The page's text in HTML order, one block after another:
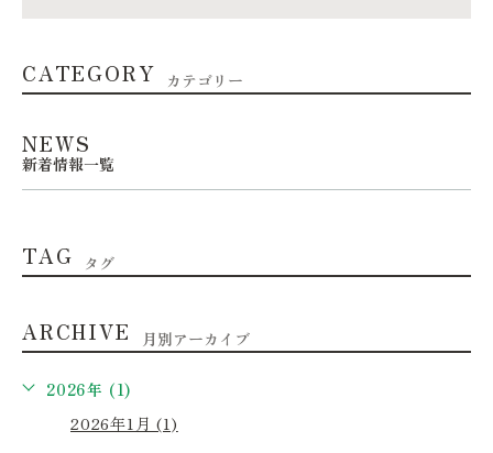
CATEGORY カテゴリー
NEWS
新着情報一覧
TAG タグ
ARCHIVE 月別アーカイブ
2026年 (1)
2026年1月 (1)